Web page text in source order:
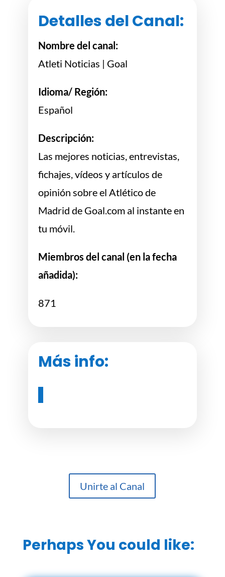
Detalles del Canal:
Nombre del canal:
Atleti Noticias | Goal
Idioma/ Región:
Español
Descripción:
Las mejores noticias, entrevistas,
fichajes, vídeos y artículos de
opinión sobre el Atlético de
Madrid de Goal.com al instante en
tu móvil.
Miembros del canal (en la fecha
añadida):
871
Más info:
Unirte al Canal
Perhaps You could like: